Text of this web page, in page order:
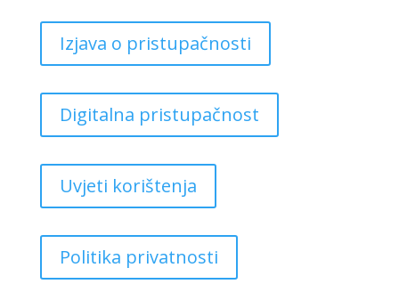
Izjava o pristupačnosti
Digitalna pristupačnost
Uvjeti korištenja
Politika privatnosti